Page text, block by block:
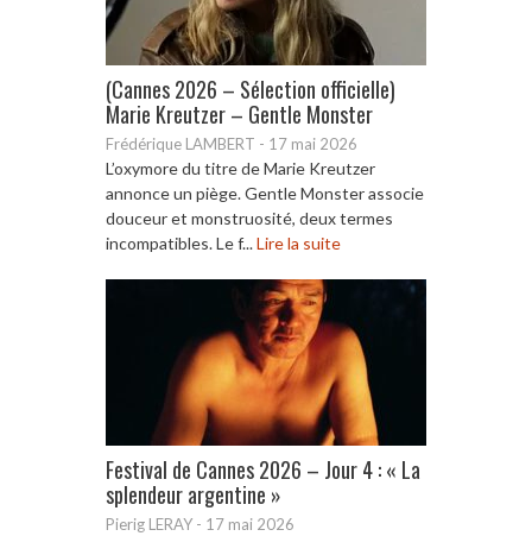
(Cannes 2026 – Sélection officielle)
Marie Kreutzer – Gentle Monster
Frédérique LAMBERT - 17 mai 2026
L’oxymore du titre de Marie Kreutzer
annonce un piège. Gentle Monster associe
douceur et monstruosité, deux termes
incompatibles. Le f...Lire la suite
Festival de Cannes 2026 – Jour 4 : « La
splendeur argentine »
Pierig LERAY - 17 mai 2026